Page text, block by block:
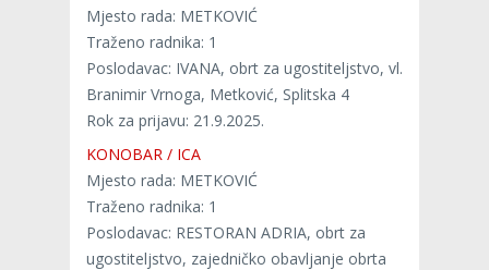
Mjesto rada: METKOVIĆ
Traženo radnika: 1
Poslodavac: IVANA, obrt za ugostiteljstvo, vl.
Branimir Vrnoga, Metković, Splitska 4
Rok za prijavu: 21.9.2025.
KONOBAR / ICA
Mjesto rada: METKOVIĆ
Traženo radnika: 1
Poslodavac: RESTORAN ADRIA, obrt za
ugostiteljstvo, zajedničko obavljanje obrta